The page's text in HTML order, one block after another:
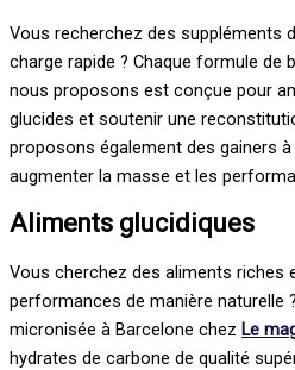
Vous recherchez des suppléments
charge rapide ? Chaque formule de
nous proposons est conçue pour
glucides et soutenir une
proposons également des gainers
augmenter la masse et les
Aliments glucidiques
Vous cherchez des aliments riches
performances de manière naturelle
micronisée à Barcelone chez Le
hydrates de carbone de qualité